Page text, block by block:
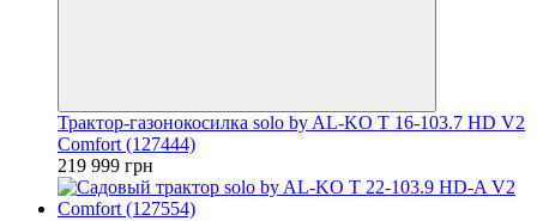
Трактор-газонокосилка solo by AL-KO T 16-103.7 HD V2
Comfort (127444)
219 999 грн